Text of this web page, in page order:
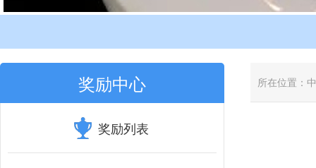
奖励中心
奖励列表
所在位置：